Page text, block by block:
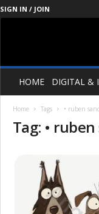
SIGN IN / JOIN
Management
SocietyHOME DIGITAL &
Home Tags • ruben
Tag: •